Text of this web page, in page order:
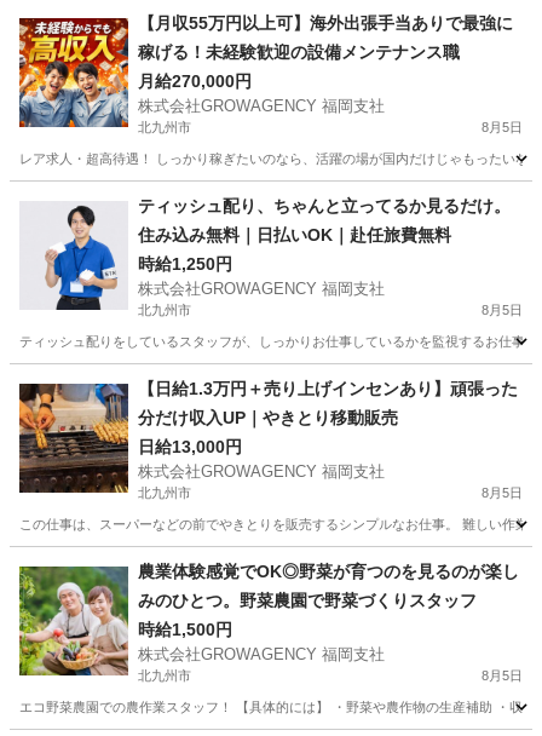
【月収55万円以上可】海外出張手当ありで最強に
稼げる！未経験歓迎の設備メンテナンス職
月給270,000円
株式会社GROWAGENCY 福岡支社
北九州市 8月5日
レア求人・超高待遇！ しっかり稼ぎたいのなら、活躍の場が国内だけじゃもったい
海外出張
ティッシュ配り、ちゃんと立ってるか見るだけ。
住み込み無料｜日払いOK｜赴任旅費無料
時給1,250円
株式会社GROWAGENCY 福岡支社
北九州市 8月5日
ティッシュ配りをしているスタッフが、しっかりお仕事しているかを監視するお仕事
その他 ティッシュ
【日給1.3万円＋売り上げインセンあり】頑張った
分だけ収入UP｜やきとり移動販売
日給13,000円
株式会社GROWAGENCY 福岡支社
北九州市 8月5日
この仕事は、スーパーなどの前でやきとりを販売するシンプルなお仕事。 難しい作
その他 移動販売
農業体験感覚でOK◎野菜が育つのを見るのが楽し
みのひとつ。野菜農園で野菜づくりスタッフ
時給1,500円
株式会社GROWAGENCY 福岡支社
北九州市 8月5日
エコ野菜農園での農作業スタッフ！ 【具体的には】 ・野菜や農作物の生産補助 ・収